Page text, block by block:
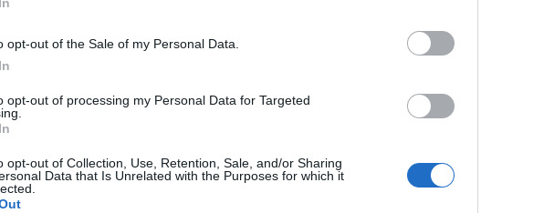
opt-out of the Sale of my Personal Data.
opt-out of processing my Personal Data for Targeted
opt-out of Collection, Use, Retention, Sale, and/or Sharing
Data that Is Unrelated with the Purposes for which it
Google News
μας στοYouTube